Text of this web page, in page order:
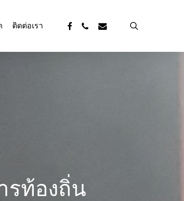
ติดต่อเรา facebook
phone email
รท้องถิ่น